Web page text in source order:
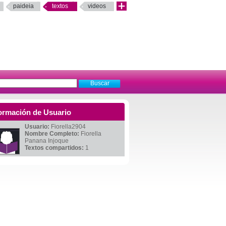
paideia textos videos
de Usuario
Usuario: Fiorella2904
Nombre Completo: Fiorella
Panana Injoque
Textos compartidos: 1